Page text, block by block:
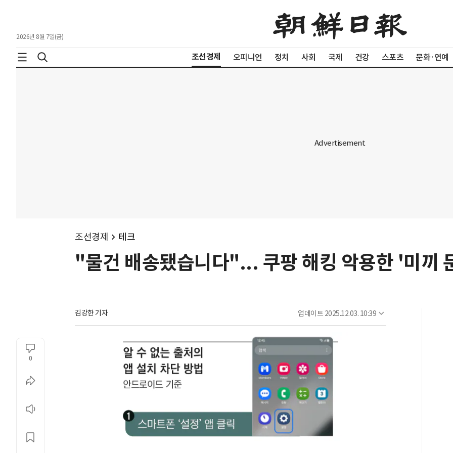
2026년 8월 7일(금)
조선경제 오피니언 정치 사회 국제 건강 스포츠 문화·연예
조선경제 테크
"물건 배송됐습니다"... 쿠팡 해킹 악용한 '미끼
김강한 기자 업데이트 2025.12.03. 10:39
0